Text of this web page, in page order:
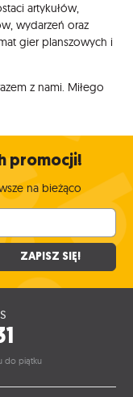
artykułów,
wydarzeń oraz
gier planszowych i
z nami. Miłego
promocji!
na bieżąco
ZAPISZ SIĘ!
do piątku